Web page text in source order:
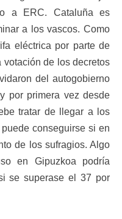
a ERC. Cataluña es
a los vascos. Como
eléctrica por parte de
votación de los decretos
del autogobierno
por primera vez desde
tratar de llegar a los
conseguirse si en
de los sufragios. Algo
en Gipuzkoa podría
se superase el 37 por